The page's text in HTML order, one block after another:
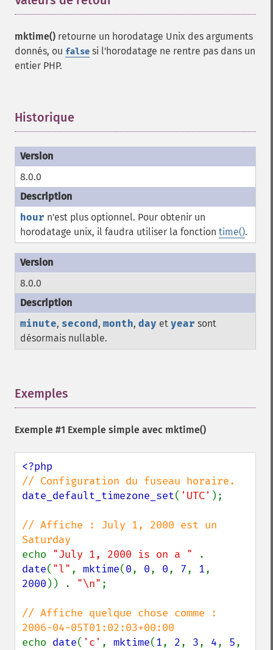
mktime() retourne un horodatage Unix des arguments
donnés, ou false si l'horodatage ne rentre pas dans un
entier PHP.
Historique
8.0.0
hour n'est plus optionnel. Pour obtenir un
horodatage unix, il faudra utiliser la fonction time().
8.0.0
minute, second, month, day et year sont
désormais nullable.
Exemples
Exemple #1 Exemple simple avec mktime()
date_default_timezone_set( 'UTC' );
// Affiche : July 1, 2000 est un
echo "July 1, 2000 is on a "
date( "l" , mktime(0, 0, 0, 7, 1
2000 )) . "\n" ;
// Affiche quelque chose comme :
echo date( 'c' , mktime(1, 2, 3, 4, 5